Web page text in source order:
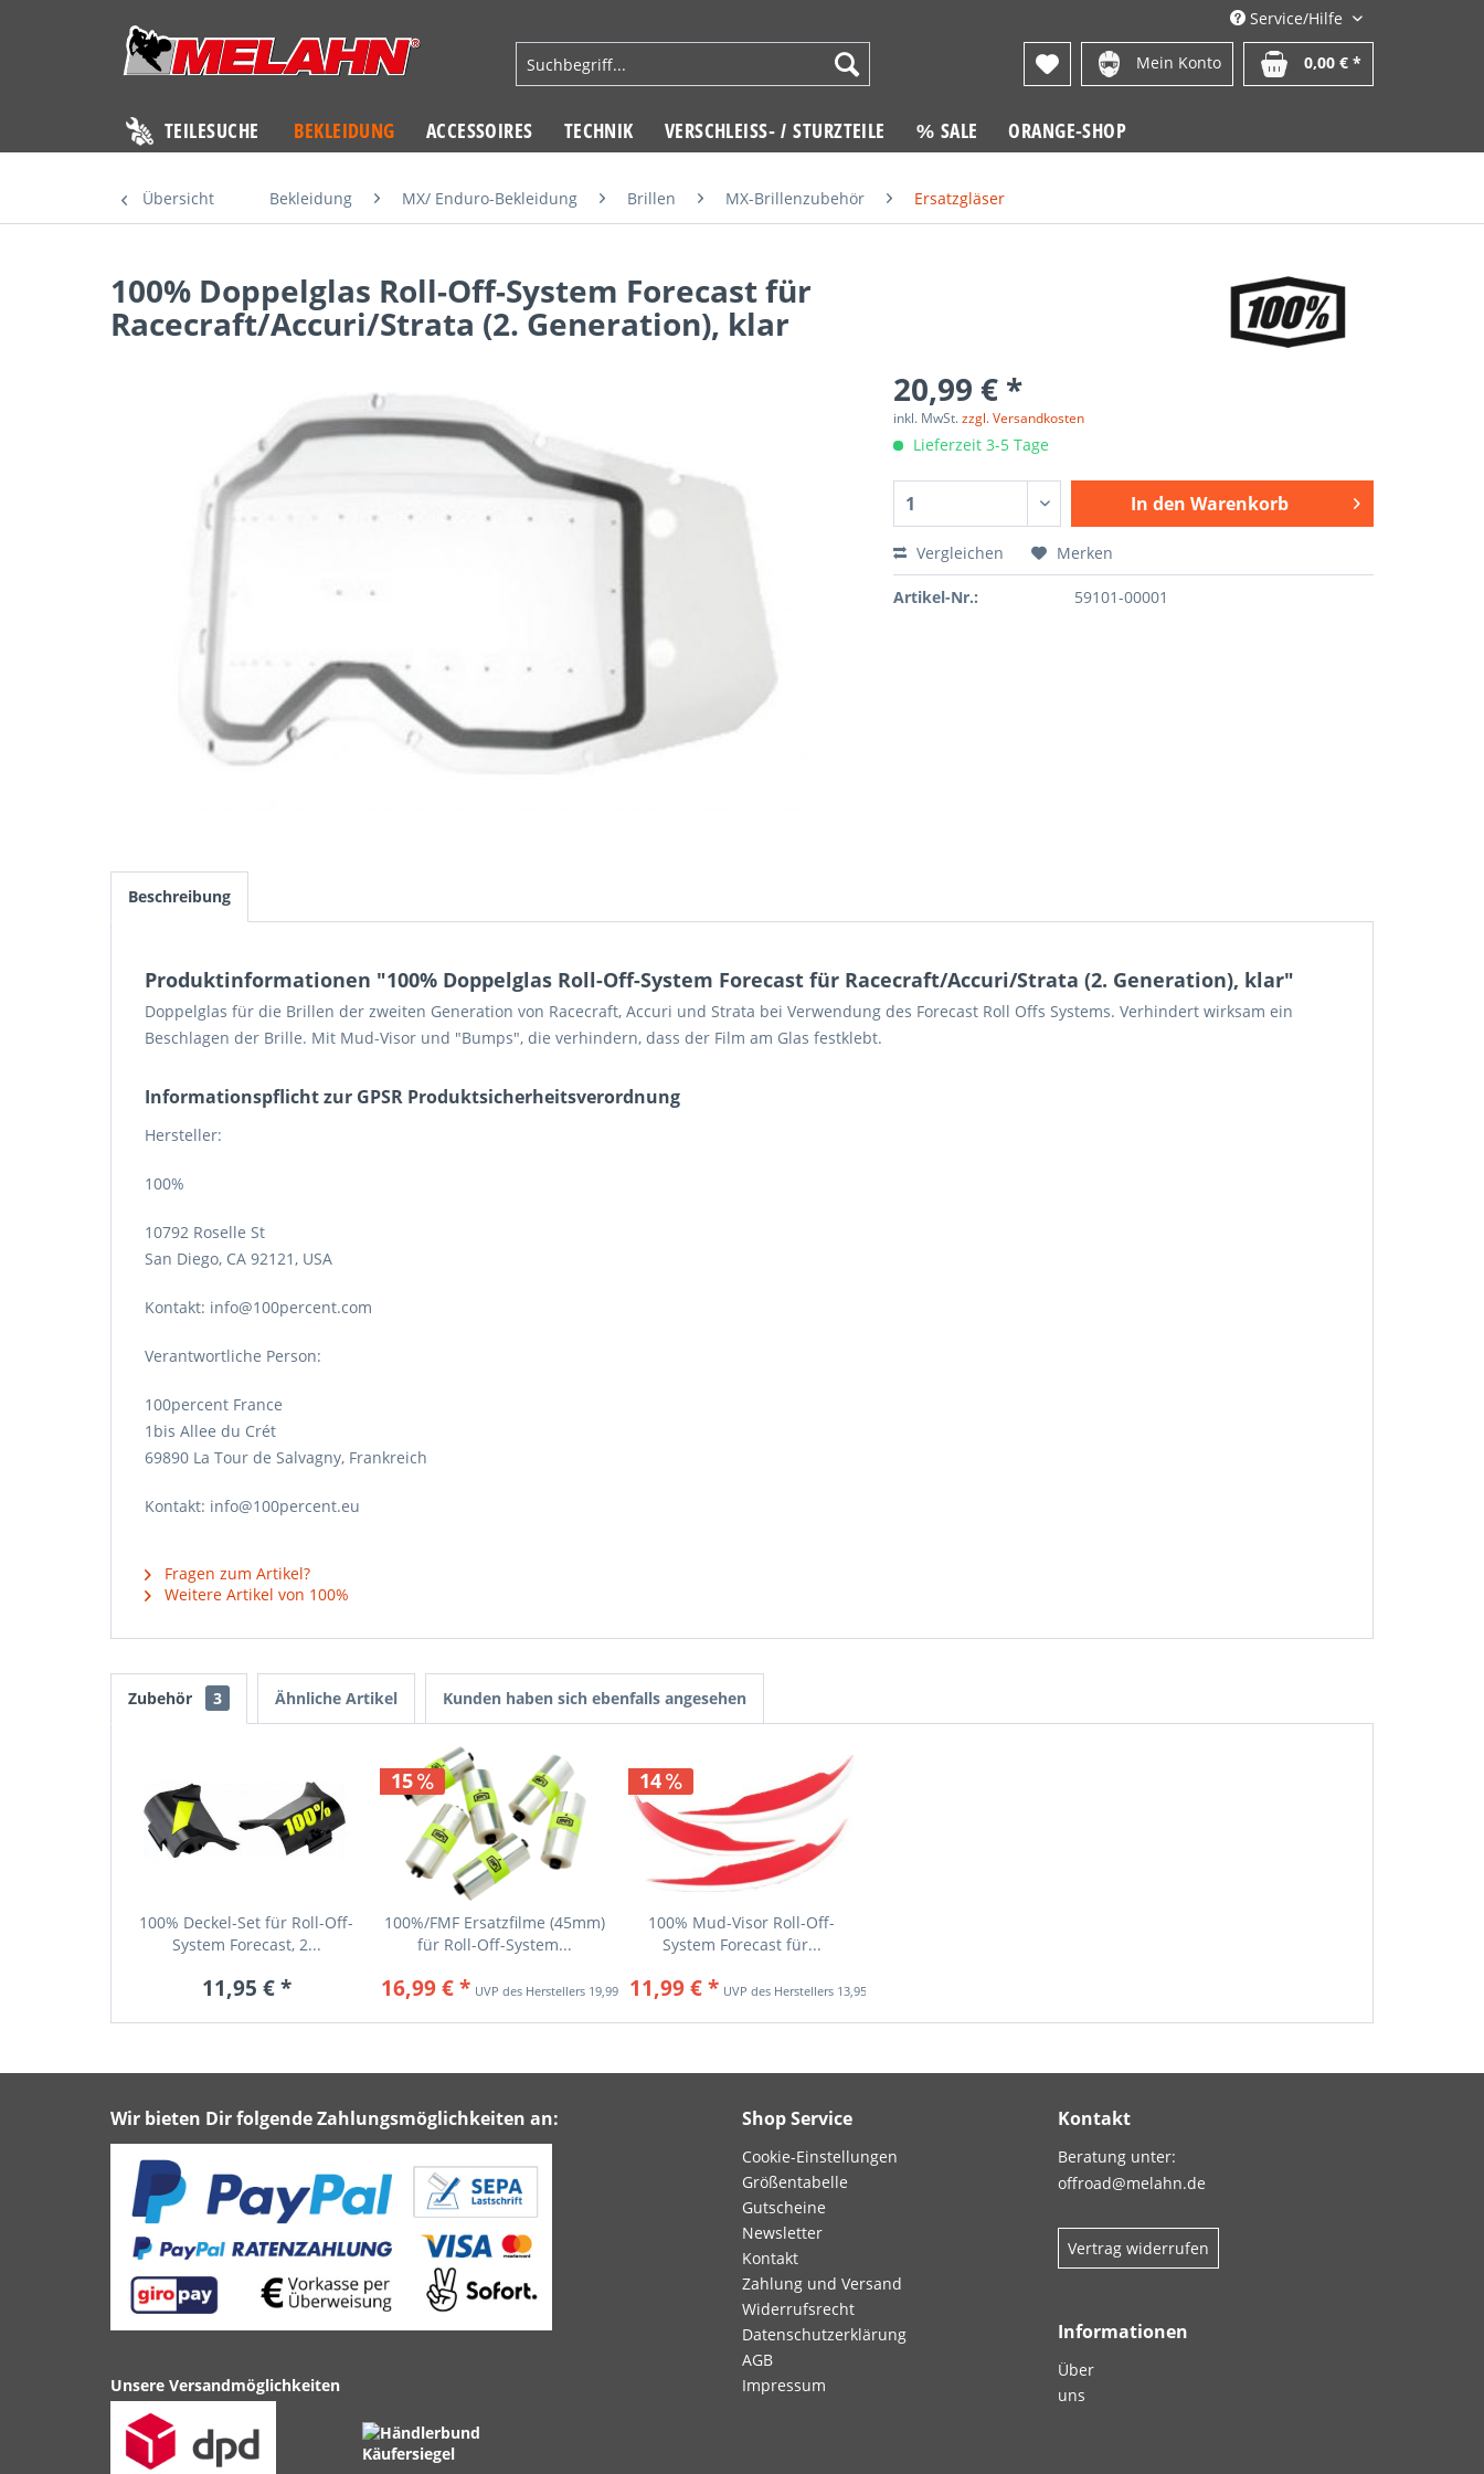
Service/Hilfe
Mein Konto 0,00 € *
TEILESUCHE BEKLEIDUNG ACCESSOIRES TECHNIK VERSCHLEISS- / STURZTEILE % SALE ORANGE-SHOP
Übersicht Bekleidung MX/ Enduro-Bekleidung Brillen MX-Brillenzubehör Ersatzgläser
100% Doppelglas Roll-Off-System Forecast für
Racecraft/Accuri/Strata (2. Generation), klar
20,99 € *
inkl. MwSt.zzgl. Versandkosten
Lieferzeit 3-5 Tage
In den Warenkorb
Vergleichen Merken
Artikel-Nr.: 59101-00001
Beschreibung
Produktinformationen "100% Doppelglas Roll-Off-System Forecast für Racecraft/Accuri/Strata (2. Generation), klar"
Doppelglas für die Brillen der zweiten Generation von Racecraft, Accuri und Strata bei Verwendung des Forecast Roll Offs Systems. Verhindert wirksam ein
Beschlagen der Brille. Mit Mud-Visor und "Bumps", die verhindern, dass der Film am Glas festklebt.
Informations­pflicht zur GPSR Produktsicherheits­verordnung
Hersteller:
100%
10792 Roselle St
San Diego, CA 92121, USA
Kontakt: info@100percent.com
Verantwortliche Person:
100percent France
1bis Allee du Crét
69890 La Tour de Salvagny, Frankreich
Kontakt: info@100percent.eu
Fragen zum Artikel?
Weitere Artikel von 100%
Zubehör 3 Ähnliche Artikel Kunden haben sich ebenfalls angesehen
100% Deckel-Set für Roll-Off-
System Forecast, 2...
11,95 € *
15
100%/FMF Ersatzfilme (45mm)
für Roll-Off-System...
16,99 € * 19,99 € *
14
100% Mud-Visor Roll-Off-
System Forecast für...
11,99 € * 13,95 € *
Wir bieten Dir folgende Zahlungsmöglichkeiten an:
Unsere Versandmöglichkeiten
Shop Service
Cookie-Einstellungen
Größentabelle
Gutscheine
Newsletter
Kontakt
Zahlung und Versand
Widerrufsrecht
Datenschutzerklärung
AGB
Impressum
Kontakt
Beratung unter:
offroad@melahn.de
Vertrag widerrufen
Informationen
Über
uns